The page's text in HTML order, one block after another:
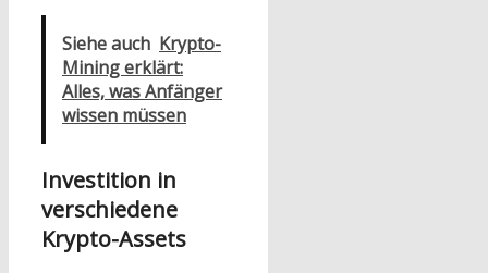
Siehe auch Krypto-
Mining erklärt:
Alles, was Anfänger
wissen müssen
Investition in
verschiedene
Krypto-Assets